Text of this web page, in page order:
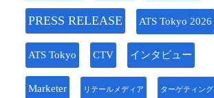
PRESS RELEASE ATS Tokyo 2026
ATS Tokyo CTV インタビュー
Marketer リテールメディア ターゲティング